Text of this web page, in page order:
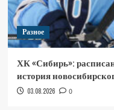
Разное
ХК «Сибирь»:
история
03.08.2026 0